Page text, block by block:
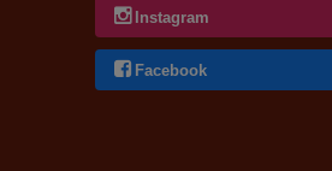
Instagram
Facebook